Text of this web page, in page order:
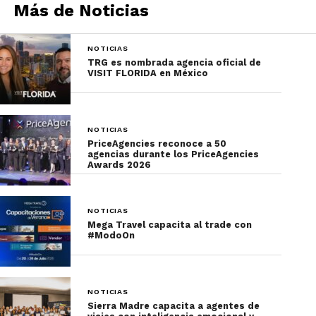
Y Puebla cumple con todo eso.
Porque, al final, no gana quien más turistas tiene,
sino quien mejor se empina… para rezar.
Más de Noticias
NOTICIAS
TRG es nombrada agencia oficial de
VISIT FLORIDA en México
NOTICIAS
PriceAgencies reconoce a 50
agencias durante los PriceAgencies
Awards 2026
NOTICIAS
Mega Travel capacita al trade con
#ModoOn
NOTICIAS
Sierra Madre capacita a agentes de